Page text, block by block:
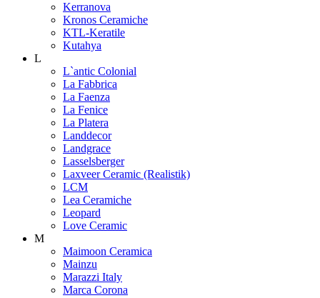
Kerranova
Kronos Ceramiche
KTL-Keratile
Kutahya
L
L`antic Colonial
La Fabbrica
La Faenza
La Fenice
La Platera
Landdecor
Landgrace
Lasselsberger
Laxveer Ceramic (Realistik)
LCM
Lea Ceramiche
Leopard
Love Ceramic
M
Maimoon Ceramica
Mainzu
Marazzi Italy
Marca Corona